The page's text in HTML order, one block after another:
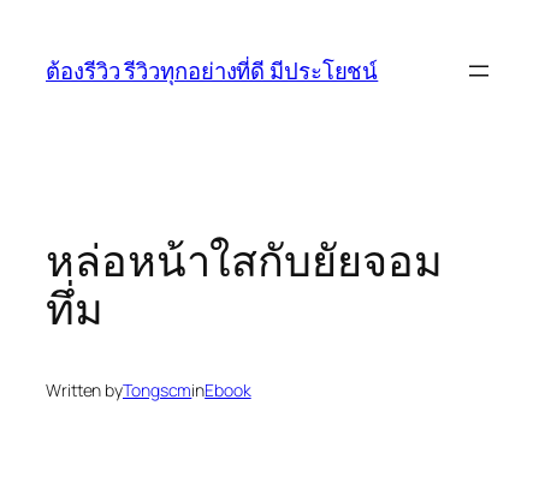
content
ต้องรีวิว รีวิวทุกอย่างที่ดี มีประโยชน์
หล่อหน้าใสกับยัยจอม
ทึ่ม
Written byTongscminEbook